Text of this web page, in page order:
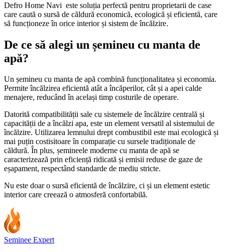
Defro Home Navi este soluția perfectă pentru proprietarii de case
care caută o sursă de căldură economică, ecologică și eficientă, care
să funcționeze în orice interior și sistem de încălzire.
De ce să alegi un șemineu cu manta de
apă?
Un șemineu cu manta de apă combină funcționalitatea și economia.
Permite încălzirea eficientă atât a încăperilor, cât și a apei calde
menajere, reducând în același timp costurile de operare.
Datorită compatibilității sale cu sistemele de încălzire centrală și
capacității de a încălzi apa, este un element versatil al sistemului de
încălzire. Utilizarea lemnului drept combustibil este mai ecologică și
mai puțin costisitoare în comparație cu sursele tradiționale de
căldură. În plus, șemineele moderne cu manta de apă se
caracterizează prin eficiență ridicată și emisii reduse de gaze de
eșapament, respectând standarde de mediu stricte.
Nu este doar o sursă eficientă de încălzire, ci și un element estetic
interior care creează o atmosferă confortabilă.
Seminee Expert